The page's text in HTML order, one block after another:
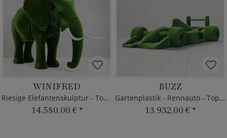
WINIFRED
Riesige Elefantenskulptur - Topiary
14.580,00 € *
BUZZ
Gartenplastik - Rennauto - Topiary
13.932,00 € *